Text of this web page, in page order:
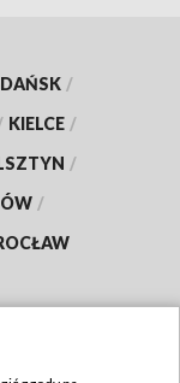
/
KIELCE /
/
/